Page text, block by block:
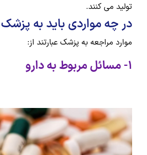
تولید می کنند.
در چه مواردی باید به
موارد مراجعه به پزشک عبارتند از:
1- مسائل مربوط به دارو